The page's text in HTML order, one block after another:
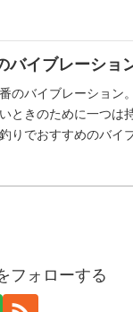
バイブレーショ
のバイブレーション
ときのために一つは
りでおすすめのバイ
フォローする